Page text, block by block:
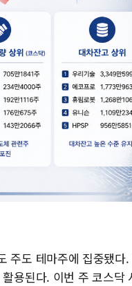
주도 테마주에 집중됐
용된다. 이번 주 코스닥